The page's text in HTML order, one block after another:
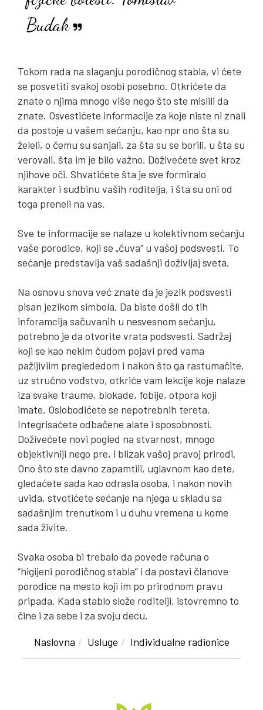
Budak
Tokom rada na slaganju porodičnog stabla, vi ćete
se posvetiti svakoj osobi posebno. Otkrićete da
znate o njima mnogo više nego što ste mislili da
znate. Osvestićete informacije za koje niste ni znali
da postoje u vašem sećanju, kao npr ono šta su
želeli, o čemu su sanjali, za šta su se borili, u šta su
verovali, šta im je bilo važno. Doživećete svet kroz
njihove oči. Shvatićete šta je sve formiralo
karakter i sudbinu vaših roditelja, i šta su oni od
toga preneli na vas.
Sve te informacije se nalaze u kolektivnom sećanju
vaše porodice, koji se „čuva“ u vašoj podsvesti. To
sećanje predstavlja vaš sadašnji doživljaj sveta.
Na osnovu snova već znate da je jezik podsvesti
pisan jezikom simbola. Da biste došli do tih
inforamcija sačuvanih u nesvesnom sećanju,
potrebno je da otvorite vrata podsvesti. Sadržaj
koji se kao nekim čudom pojavi pred vama
pažljiviim preglededom i nakon što ga rastumačite,
uz stručno vođstvo, otkriće vam lekcije koje nalaze
iza svake traume, blokade, fobije, otpora koji
imate. Oslobodićete se nepotrebnih tereta.
Integrisaćete odbačene alate i sposobnosti.
Doživećete novi pogled na stvarnost, mnogo
objektivniji nego pre, i blizak vašoj pravoj prirodi.
Ono što ste davno zapamtili, uglavnom kao dete,
gledaćete sada kao odrasla osoba, i nakon novih
uvida, stvotićete sećanje na njega u skladu sa
sadašnjim trenutkom i u duhu vremena u kome
sada živite.
Svaka osoba bi trebalo da povede računa o
“higijeni porodičnog stabla” i da postavi članove
porodice na mesto koji im po prirodnom pravu
pripada. Kada stablo slože roditelji, istovremno to
čine i za sebe i za svoju decu.
Naslovna Usluge Individualne radionice